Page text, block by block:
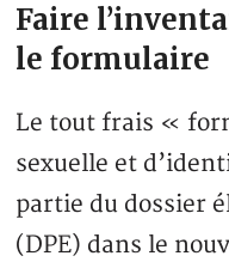
Faire
le formulaire
Le tout frais «
sexuelle et
partie du dossier
(DPE) dans le